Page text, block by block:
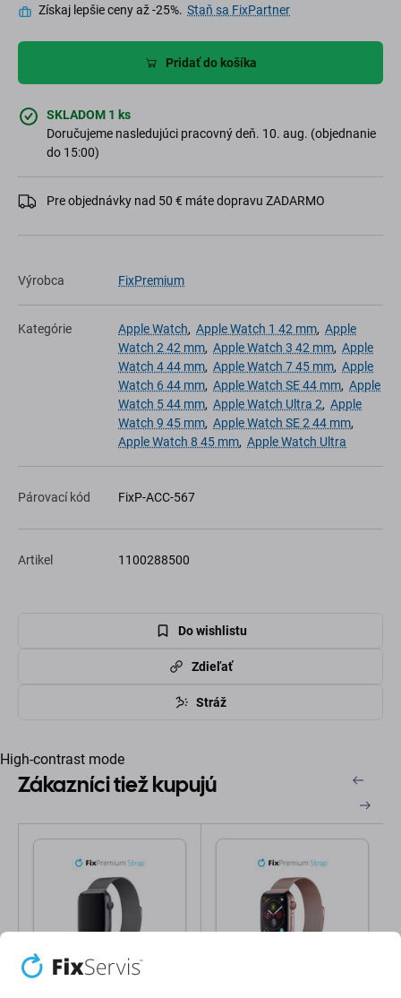
Získaj lepšie ceny až -25%. Staň sa FixPartner
Pridať do košíka
SKLADOM 1 ks
Doručujeme nasledujúci pracovný deň. 10. aug. (objednanie
do 15:00)
Pre objednávky nad 50 € máte dopravu ZADARMO
Výrobca FixPremium
Kategórie Apple Watch, Apple Watch 1 42 mm, Apple
Watch 2 42 mm, Apple Watch 3 42 mm, Apple
Watch 4 44 mm, Apple Watch 7 45 mm, Apple
Watch 6 44 mm, Apple Watch SE 44 mm, Apple
Watch 5 44 mm, Apple Watch Ultra 2, Apple
Watch 9 45 mm, Apple Watch SE 2 44 mm,
Apple Watch 8 45 mm, Apple Watch Ultra
Párovací kód FixP-ACC-567
Artikel 1100288500
Do wishlistu
Zdieľať
Stráž
High-contrast mode
Zákazníci tiež kupujú